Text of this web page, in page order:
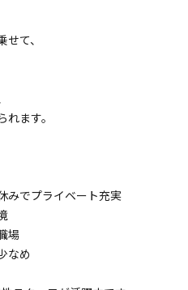
て、
ます。
みでプライベート充実
場
なめ